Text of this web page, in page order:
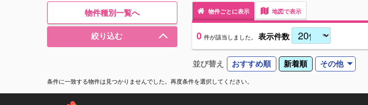
物件種別一覧へ
絞り込む
物件ごとに表示 地図で表示
0 件が該当しました。 表示件数
並び替え おすすめ順 新着順 その他
条件に一致する物件は見つかりませんでした。再度条件を選択してください。